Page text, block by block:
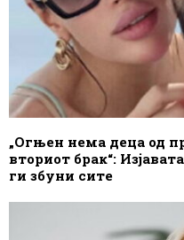
„Огњен нема деца од
вториот брак“:
ги збуни сите